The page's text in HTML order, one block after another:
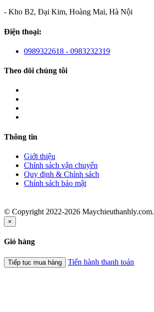
- Kho B2, Đại Kim, Hoàng Mai, Hà Nội
Điện thoại:
0989322618 - 0983232319
Theo dõi chúng tôi
Thông tin
Giới thiệu
Chính sách vận chuyển
Quy định & Chính sách
Chính sách bảo mật
© Copyright 2022-2026 Maychieuthanhly.com.
×
Giỏ hàng
Tiếp tục mua hàng Tiến hành thanh toán